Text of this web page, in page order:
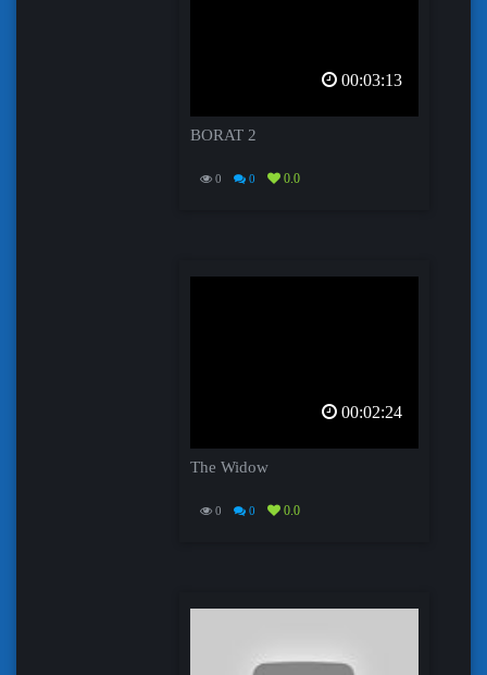
00:03:13
BORAT 2
0 0 0.0
00:02:24
The Widow
0 0 0.0